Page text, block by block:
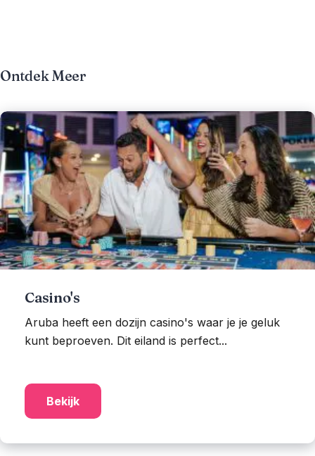
Ontdek Meer
Casino's
Aruba heeft een dozijn casino's waar je je geluk
kunt beproeven. Dit eiland is perfect...
Bekijk